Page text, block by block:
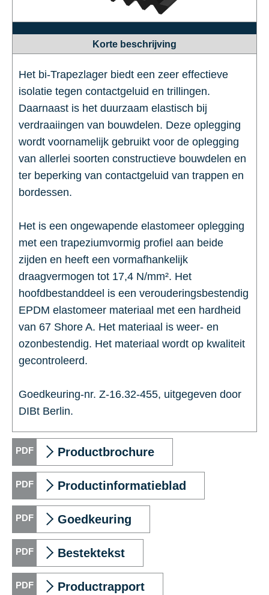
Korte beschrijving
Het bi-Trapezlager biedt een zeer effectieve
isolatie tegen contactgeluid en trillingen.
Daarnaast is het duurzaam elastisch bij
verdraaiingen van bouwdelen. Deze oplegging
wordt voornamelijk gebruikt voor de oplegging
van allerlei soorten constructieve bouwdelen en
ter beperking van contactgeluid van trappen en
bordessen.
Het is een ongewapende elastomeer oplegging
met een trapeziumvormig profiel aan beide
zijden en heeft een vormafhankelijk
draagvermogen tot 17,4 N/mm². Het
hoofdbestanddeel is een verouderingsbestendig
EPDM elastomeer materiaal met een hardheid
van 67 Shore A. Het materiaal is weer- en
ozonbestendig. Het materiaal wordt op kwaliteit
gecontroleerd.
Goedkeuring-nr. Z-16.32-455, uitgegeven door
DIBt Berlin.
Productbrochure
Productinformatieblad
Goedkeuring
Bestektekst
Productrapport